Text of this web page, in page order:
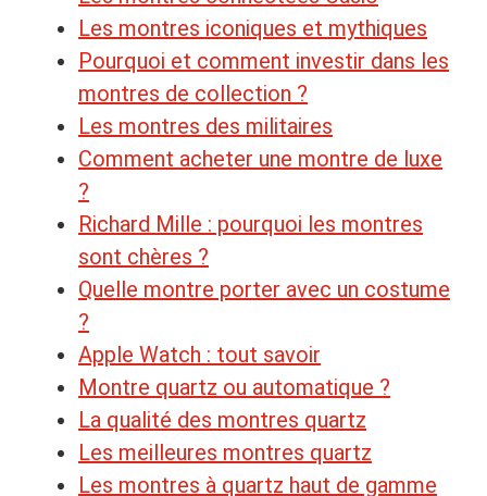
Les montres iconiques et mythiques
Pourquoi et comment investir dans les
montres de collection ?
Les montres des militaires
Comment acheter une montre de luxe
?
Richard Mille : pourquoi les montres
sont chères ?
Quelle montre porter avec un costume
?
Apple Watch : tout savoir
Montre quartz ou automatique ?
La qualité des montres quartz
Les meilleures montres quartz
Les montres à quartz haut de gamme